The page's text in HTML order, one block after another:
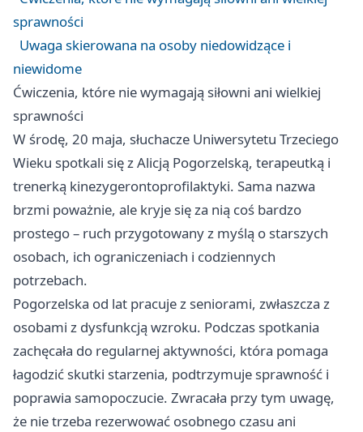
sprawności
Uwaga skierowana na osoby niedowidzące i
niewidome
Ćwiczenia, które nie wymagają siłowni ani wielkiej
sprawności
W środę, 20 maja, słuchacze Uniwersytetu Trzeciego
Wieku spotkali się z Alicją Pogorzelską, terapeutką i
trenerką kinezygerontoprofilaktyki. Sama nazwa
brzmi poważnie, ale kryje się za nią coś bardzo
prostego – ruch przygotowany z myślą o starszych
osobach, ich ograniczeniach i codziennych
potrzebach.
Pogorzelska od lat pracuje z seniorami, zwłaszcza z
osobami z dysfunkcją wzroku. Podczas spotkania
zachęcała do regularnej aktywności, która pomaga
łagodzić skutki starzenia, podtrzymuje sprawność i
poprawia samopoczucie. Zwracała przy tym uwagę,
że nie trzeba rezerwować osobnego czasu ani